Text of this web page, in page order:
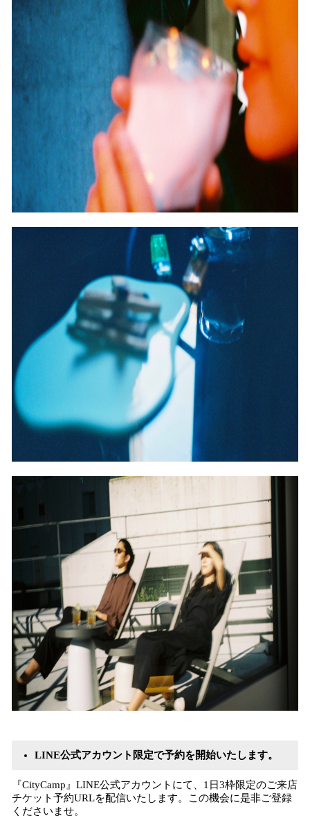
LINE公式アカウント限定で予約を開始いたします。
『CityCamp』LINE公式アカウントにて、1日3枠限定のご来店
チケット予約URLを配信いたします。この機会に是非ご登録
くださいませ。